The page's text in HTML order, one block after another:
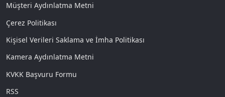
Müşteri Aydınlatma Metni
Çerez Politikası
Kişisel Verileri Saklama ve İmha Politikası
Kamera Aydınlatma Metni
KVKK Başvuru Formu
RSS